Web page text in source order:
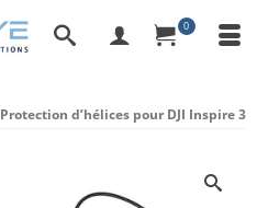
0
Protection d’hélices pour DJI Inspire 3